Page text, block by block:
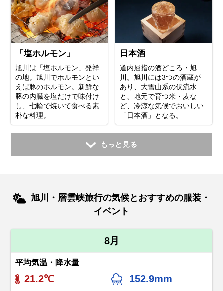
「塩ホルモン」
旭川は「塩ホルモン」発祥
の地。旭川でホルモンとい
えば豚のホルモン。新鮮な
豚の内臓を塩だけで味付け
し、七輪で焼いて食べる素
朴な料理。
日本酒
道内屈指の酒どころ・旭
川。旭川には3つの酒蔵が
あり、大雪山系の伏流水
と、地元で育つ米・麦な
ど、冷涼な気候でおいしい
「日本酒」となる。
もっと見る
旭川・層雲峡旅行の気候とおすすめの服装・
イベント
8月
平均気温・降水量
21.2℃ 152.9mm